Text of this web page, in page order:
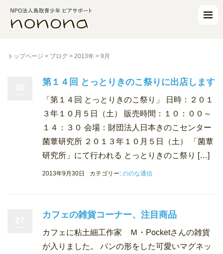
トップページ > ブログ > 2013年 > 9月
第１４回 とっとりきのこ祭りに出店します
「第１４回 とっとりきのこ祭り」 日時：２０１
３年１０月５日（土） 販売時間：１０：００～
１４：３０ 会場：財団法人日本きのこセンター
菌蕈研究所 ２０１３年１０月５日（土） 「菌蕈
研究所」にて行われる とっとりきのこ祭り […]
2013年9月30日 カテゴリー: ののな通信
カフェの雑貨コーナー、注目商品
カフェに粘土細工作家 Ｍ・Pocketさんの雑貨
が入りました。 パンの形をした可愛いマグネッ